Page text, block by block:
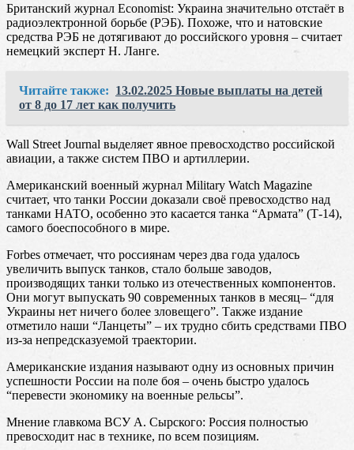
Британский журнал Economist: Украина значительно отстаёт в
радиоэлектронной борьбе (РЭБ). Похоже, что и натовские
средства РЭБ не дотягивают до российского уровня – считает
немецкий эксперт Н. Ланге.
Читайте также: 13.02.2025 Новые выплаты на детей
от 8 до 17 лет как получить
Wall Street Journal выделяет явное превосходство российской
авиации, а также систем ПВО и артиллерии.
Американский военный журнал Military Watch Magazine
считает, что танки России доказали своё превосходство над
танками НАТО, особенно это касается танка “Армата” (Т-14),
самого боеспособного в мире.
Forbes отмечает, что россиянам через два года удалось
увеличить выпуск танков, стало больше заводов,
производящих танки только из отечественных компонентов.
Они могут выпускать 90 современных танков в месяц– “для
Украины нет ничего более зловещего”. Также издание
отметило наши “Ланцеты” – их трудно сбить средствами ПВО
из-за непредсказуемой траектории.
Американские издания называют одну из основных причин
успешности России на поле боя – очень быстро удалось
“перевести экономику на военные рельсы”.
Мнение главкома ВСУ А. Сырского: Россия полностью
превосходит нас в технике, по всем позициям.